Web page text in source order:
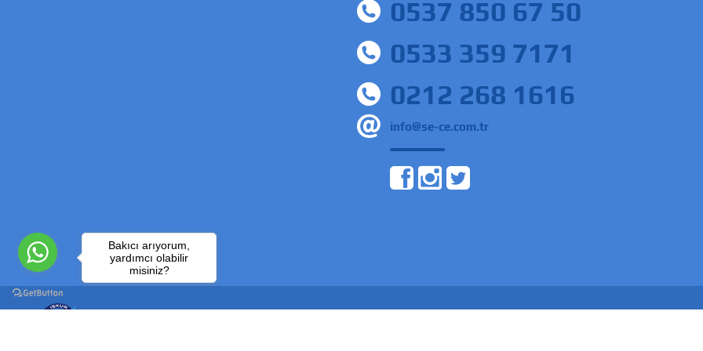
0537 850 67 50
0533 359 7171
0212 268 1616
info@se-ce.com.tr
Bakıcı arıyorum,
yardımcı olabilir
misiniz?